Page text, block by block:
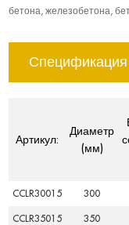
бетона, железобетона,
Спецификация
Артикул:
Диаметр
(мм)
CCLR30015 300
CCLR35015 350